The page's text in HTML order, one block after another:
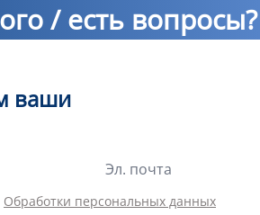
/ есть вопросы?
ваши
Обработки персональных данных